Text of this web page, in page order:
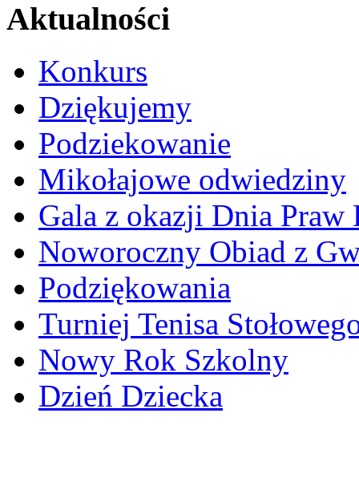
Aktualności
Konkurs
Dziękujemy
Podziekowanie
Mikołajowe odwiedziny
Gala z okazji Dnia Praw
Noworoczny Obiad z
Podziękowania
Turniej Tenisa
Nowy Rok Szkolny
Dzień Dziecka